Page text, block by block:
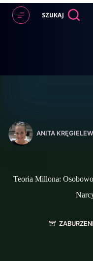
Przejdź
treści
SZUKAJ
ANITA
Teoria Millona: